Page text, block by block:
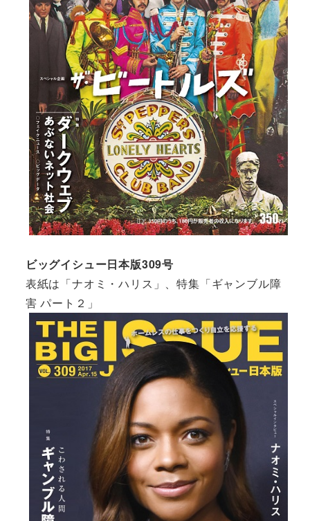
ビッグイシュー日本版309号
表紙は「ナオミ・ハリス」、特集「ギャンブル障
害 パート２」